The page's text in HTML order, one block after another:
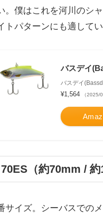
。僕はこれを河川のシ
トパターンにも適してい
バスデイ
バスデイ
¥1,564 （2025/
70ES（約70mm / 約
サイズ。シーバスでの